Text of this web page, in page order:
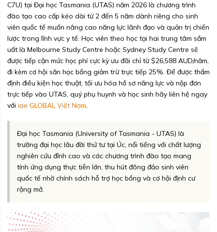
C7U) tại Đại học Tasmania (UTAS) năm 2026 là chương trình
đào tạo cao cấp kéo dài từ 2 đến 5 năm dành riêng cho sinh
viên quốc tế muốn nâng cao năng lực lãnh đạo và quản trị chiến
lược trong lĩnh vực y tế. Học viên theo học tại hai trung tâm sầm
uất là Melbourne Study Centre hoặc Sydney Study Centre sẽ
được tiếp cận mức học phí cực kỳ ưu đãi chỉ từ $26,588 AUD/năm,
đi kèm cơ hội săn học bổng giảm trừ trực tiếp 25%. Để được thẩm
định điều kiện học thuật, tối ưu hóa hồ sơ năng lực và nộp đơn
trực tiếp vào UTAS, quý phụ huynh và học sinh hãy liên hệ ngay
với iae GLOBAL Việt Nam.
Đại học Tasmania (University of Tasmania - UTAS) là
trường đại học lâu đời thứ tư tại Úc, nổi tiếng với chất lượng
nghiên cứu đỉnh cao và các chương trình đào tạo mang
tính ứng dụng thực tiễn lớn, thu hút đông đảo sinh viên
quốc tế nhờ chính sách hỗ trợ học bổng và cơ hội định cư
rộng mở.